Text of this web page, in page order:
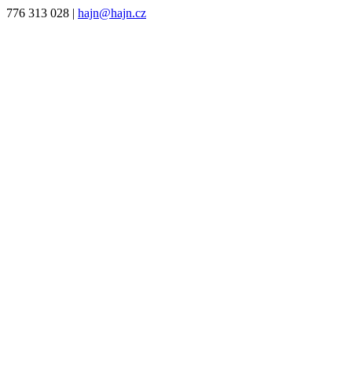
776 313 028 | hajn@hajn.cz